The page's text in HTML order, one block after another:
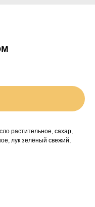
растительное, сахар,
лук зелёный свежий,